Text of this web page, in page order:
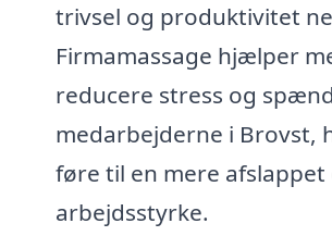
trivsel og produktivitet
Firmamassage hjælper
reducere stress og
medarbejderne i Brovst,
føre til en mere
arbejdsstyrke.